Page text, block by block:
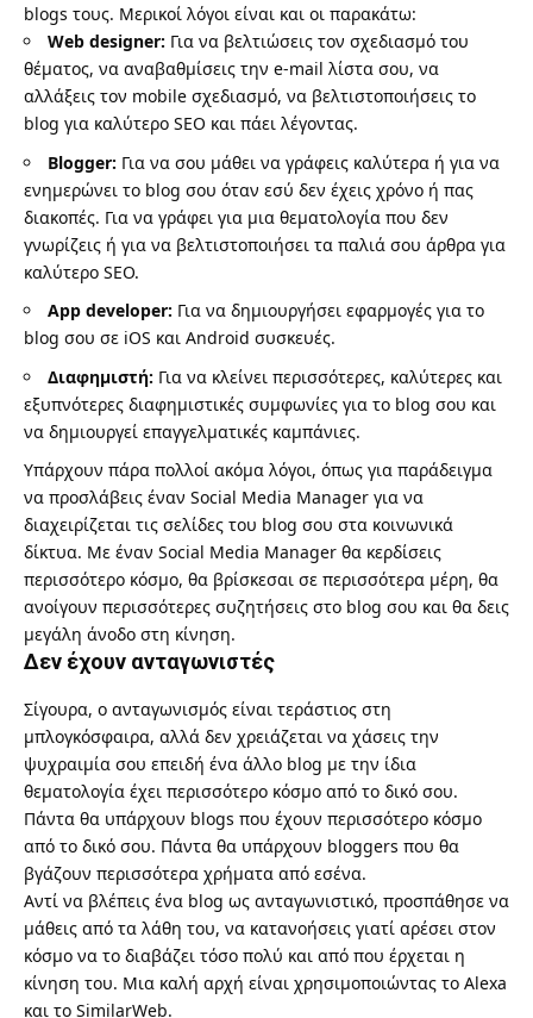
blogs τους. Μερικοί λόγοι είναι και οι παρακάτω:
Web designer: Για να βελτιώσεις τον σχεδιασμό του
θέματος, να αναβαθμίσεις την e-mail λίστα σου, να
αλλάξεις τον mobile σχεδιασμό, να βελτιστοποιήσεις το
blog για καλύτερο SEO και πάει λέγοντας.
Blogger: Για να σου μάθει να γράφεις καλύτερα ή για να
ενημερώνει το blog σου όταν εσύ δεν έχεις χρόνο ή πας
διακοπές. Για να γράφει για μια θεματολογία που δεν
γνωρίζεις ή για να βελτιστοποιήσει τα παλιά σου άρθρα για
καλύτερο SEO.
App developer: Για να δημιουργήσει εφαρμογές για το
blog σου σε iOS και Android συσκευές.
Διαφημιστή: Για να κλείνει περισσότερες, καλύτερες και
εξυπνότερες διαφημιστικές συμφωνίες για το blog σου και
να δημιουργεί επαγγελματικές καμπάνιες.
Υπάρχουν πάρα πολλοί ακόμα λόγοι, όπως για παράδειγμα
να προσλάβεις έναν Social Media Manager για να
διαχειρίζεται τις σελίδες του blog σου στα κοινωνικά
δίκτυα. Με έναν Social Media Manager θα κερδίσεις
περισσότερο κόσμο, θα βρίσκεσαι σε περισσότερα μέρη, θα
ανοίγουν περισσότερες συζητήσεις στο blog σου και θα δεις
μεγάλη άνοδο στη κίνηση.
Δεν έχουν ανταγωνιστές
Σίγουρα, ο ανταγωνισμός είναι τεράστιος στη
μπλογκόσφαιρα, αλλά δεν χρειάζεται να χάσεις την
ψυχραιμία σου επειδή ένα άλλο blog με την ίδια
θεματολογία έχει περισσότερο κόσμο από το δικό σου.
Πάντα θα υπάρχουν blogs που έχουν περισσότερο κόσμο
από το δικό σου. Πάντα θα υπάρχουν bloggers που θα
βγάζουν περισσότερα χρήματα από εσένα.
Αντί να βλέπεις ένα blog ως ανταγωνιστικό, προσπάθησε να
μάθεις από τα λάθη του, να κατανοήσεις γιατί αρέσει στον
κόσμο να το διαβάζει τόσο πολύ και από που έρχεται η
κίνηση του. Μια καλή αρχή είναι χρησιμοποιώντας το Alexa
και το SimilarWeb.